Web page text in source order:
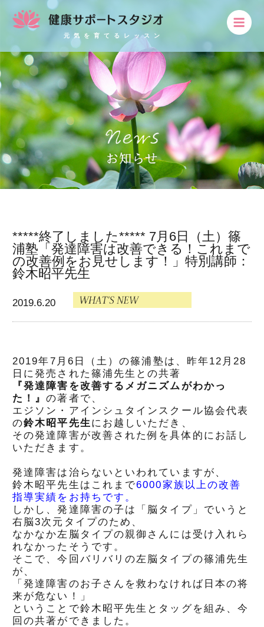
元気を育てるレッスン
*****終了しました***** 7月6日（土）篠
浦塾「発達障害は改善できる！これまで
の改善例をお見せします！」特別講師：
鈴木昭平先生
2019.6.20
2019年7月6日（土）の篠浦塾は、昨年12月28
日に発売された篠浦先生との共著
『発達障害を改善するメガニズムがわかっ
た！』の著者で、
エジソン・アインシュタインスクール協会代表
の鈴木昭平先生 にお越しいただき、
その発達障害が改善された例を具体的にお話し
いただきます。
発達障害は治らないといわれていますが、
鈴木昭平先生はこれまで6000家族以上の改善
指導実績をお持ちです。
しかし、発達障害の子は「脳タイプ」でいうと
右脳3次元タイプのため、
なかなか左脳タイプの親御さんには受け入れら
れなかったそうです。
そこで、今回バリバリの左脳タイプの篠浦先生
が、
「発達障害のお子さんを救わなければ日本の将
来が危ない！」
ということで鈴木昭平先生とタッグを組み、今
回の共著ができました。